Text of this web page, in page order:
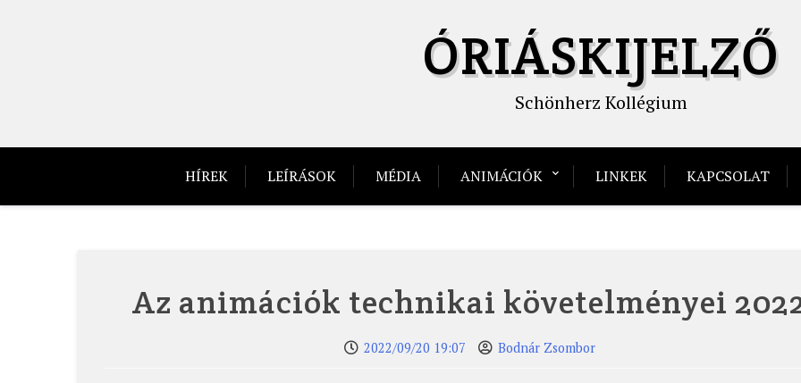
ÓRIÁSKIJELZŐ
Schönherz Kollégium
HÍREK LEÍRÁSOK MÉDIA ANIMÁCIÓK LINKEK KAPCSOLAT
Az animációk technikai követelményei
2022/09/20 19:07 Bodnár Zsombor